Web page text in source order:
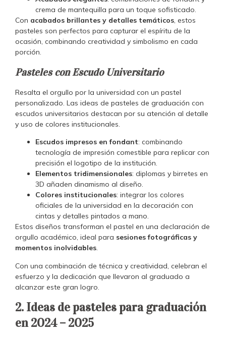
crema de mantequilla para un toque sofisticado.
Con acabados brillantes y detalles temáticos, estos
pasteles son perfectos para capturar el espíritu de la
ocasión, combinando creatividad y simbolismo en cada
porción.
Pasteles con Escudo Universitario
Resalta el orgullo por la universidad con un pastel
personalizado. Las ideas de pasteles de graduación con
escudos universitarios destacan por su atención al detalle
y uso de colores institucionales.
Escudos impresos en fondant: combinando
tecnología de impresión comestible para replicar con
precisión el logotipo de la institución.
Elementos tridimensionales: diplomas y birretes en
3D añaden dinamismo al diseño.
Colores institucionales: integrar los colores
oficiales de la universidad en la decoración con
cintas y detalles pintados a mano.
Estos diseños transforman el pastel en una declaración de
orgullo académico, ideal para sesiones fotográficas y
momentos inolvidables.
Con una combinación de técnica y creatividad, celebran el
esfuerzo y la dedicación que llevaron al graduado a
alcanzar este gran logro.
2. Ideas de pasteles para graduación
en 2024 – 2025